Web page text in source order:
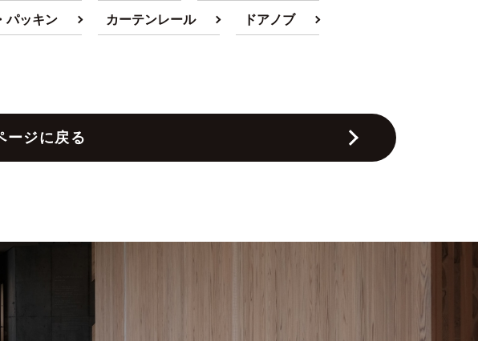
パッキン カーテンレール ドアノブ
ージに戻る